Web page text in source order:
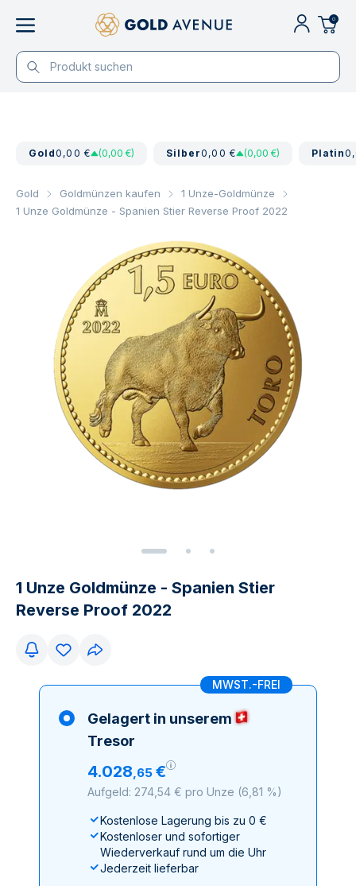
0
Gold0,00 € (0,00 €) Silber0,00 € (0,00 €) Platin
Gold Goldmünzen kaufen
1 Unze-Goldmünze
1 Unze Goldmünze - Spanien Stier Reverse Proof 2022
1 Unze Goldmünze - Spanien Stier
Reverse Proof 2022
MWST.-FREI
Gelagert in unserem
Tresor
4.028,65 €
Aufgeld: 274,54 € pro Unze (6,81 %)
Kostenlose Lagerung bis zu 0 €
Kostenloser und sofortiger
Wiederverkauf rund um die Uhr
Jederzeit lieferbar